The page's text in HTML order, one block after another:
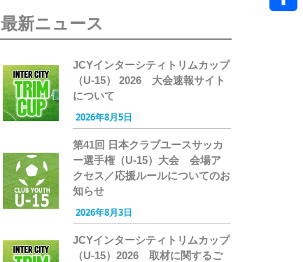
最新ニュース
JCYインターシティトリムカップ
（U-15） 2026 大会速報サイト
について
2026年8月5日
第41回 日本クラブユースサッカ
ー選手権（U-15）大会 会場ア
クセス／応援ルールについてのお
知らせ
2026年8月3日
JCYインターシティトリムカップ
（U-15）2026 取材に関するご